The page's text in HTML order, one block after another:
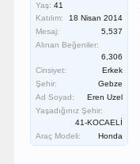
Yaş: 41
Katılım:
18 Nisan 2014
Mesaj:
5,537
Alınan Beğeniler:
6,306
Cinsiyet:
Erkek
Şehir:
Gebze
Ad Soyad:
Eren Uzel
Yaşadığınız Şehir:
41-KOCAELİ
Araç Modeli:
Honda